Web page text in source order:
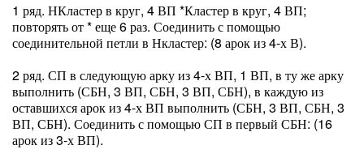
1 ряд. НКластер в круг, 4 ВП *Кластер в круг, 4 ВП;
повторять от * еще 6 раз. Соединить с помощью
соединительной петли в Нкластер: (8 арок из 4-х В).
2 ряд. СП в следующую арку из 4-х ВП, 1 ВП, в ту же арку
выполнить (СБН, 3 ВП, СБН, 3 ВП, СБН), в каждую из
оставшихся арок из 4-х ВП выполнить (СБН, 3 ВП, СБН, 3
ВП, СБН). Соединить с помощью СП в первый СБН: (16
арок из 3-х ВП).